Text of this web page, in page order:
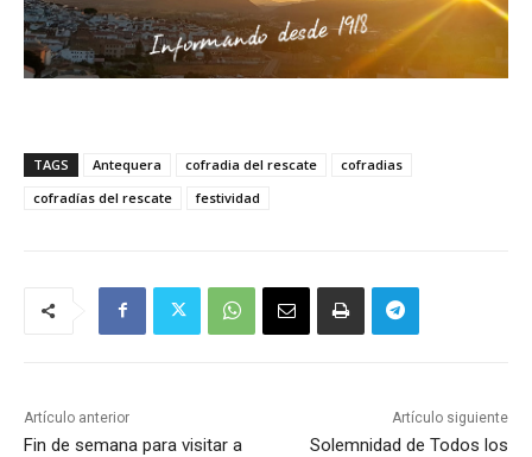
TAGS Antequera cofradia del rescate
cofradias
cofradías del rescate
festividad
Artículo anterior
Fin de semana para visitar a
Artículo siguiente
Solemnidad de Todos los